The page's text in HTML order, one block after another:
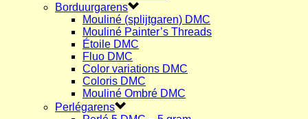
Borduurgarens
Mouliné (splijtgaren) DMC
Mouliné Painter’s Threads
Étoile DMC
Fluo DMC
Color variations DMC
Coloris DMC
Mouliné Ombré DMC
Perlégarens